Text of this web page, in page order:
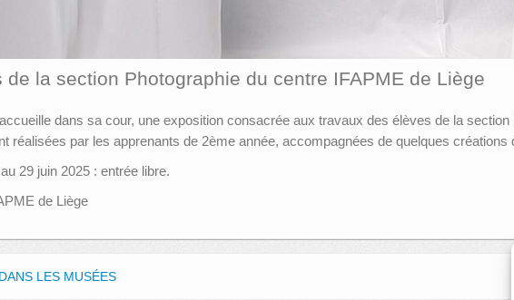
de la section Photographie du centre IFAPME de Liège
dans sa cour, une exposition consacrée aux travaux des élèves de la
réalisées par les apprenants de 2ème année, accompagnées de quelques créations
29 juin 2025 : entrée libre.
de Liège
LES MUSÉES